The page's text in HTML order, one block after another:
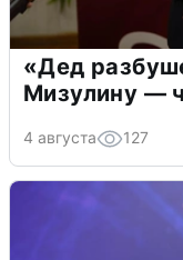
«Дед
Мизулину —
4 августа 127